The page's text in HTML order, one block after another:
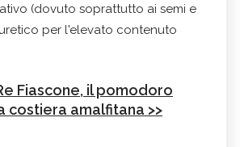
(dovuto soprattutto ai semi e
per l'elevato contenuto
Fiascone, il pomodoro
amalfitana >>